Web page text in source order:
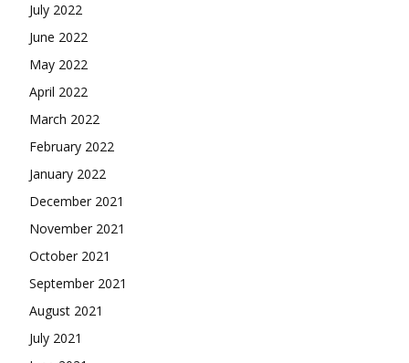
July 2022
June 2022
May 2022
April 2022
March 2022
February 2022
January 2022
December 2021
November 2021
October 2021
September 2021
August 2021
July 2021